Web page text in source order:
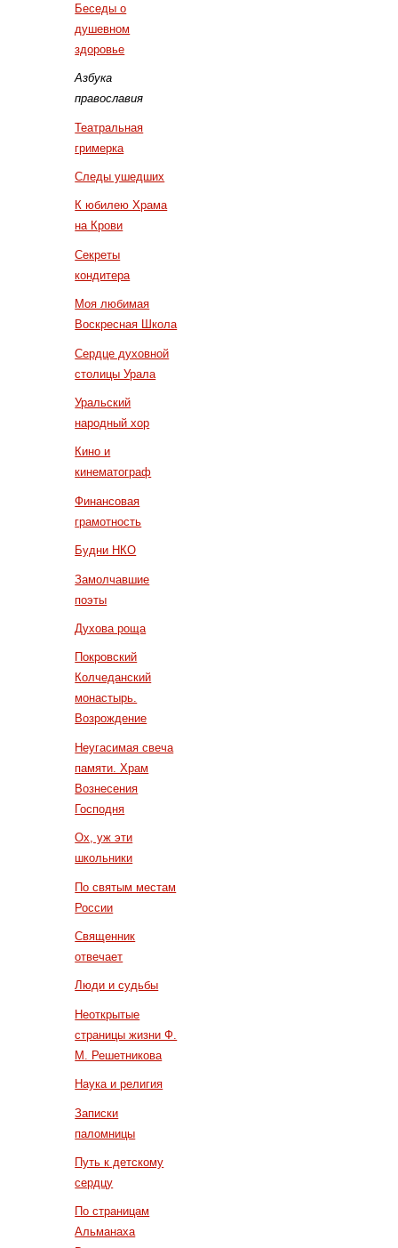
Беседы о
душевном
здоровье
Азбука
православия
Театральная
гримерка
Следы ушедших
К юбилею Храма
на Крови
Секреты
кондитера
Моя любимая
Воскресная Школа
Сердце духовной
столицы Урала
Уральский
народный хор
Кино и
кинематограф
Финансовая
грамотность
Будни НКО
Замолчавшие
поэты
Духова роща
Покровский
Колчеданский
монастырь.
Возрождение
Неугасимая свеча
памяти. Храм
Вознесения
Господня
Ох, уж эти
школьники
По святым местам
России
Священник
отвечает
Люди и судьбы
Неоткрытые
страницы жизни Ф.
М. Решетникова
Наука и религия
Записки
паломницы
Путь к детскому
сердцу
По страницам
Альманаха